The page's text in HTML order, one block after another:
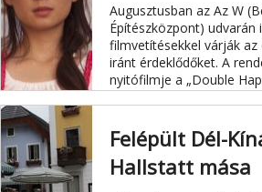
Augusztusban az Az W
Építészközpont) udvarán
filmvetítésekkel várják az
iránt érdeklődőket. A
nyitófilmje a „Double
(2014), melynek témája
Kínában megépült
Felépült Dél-
Hallstatt mása